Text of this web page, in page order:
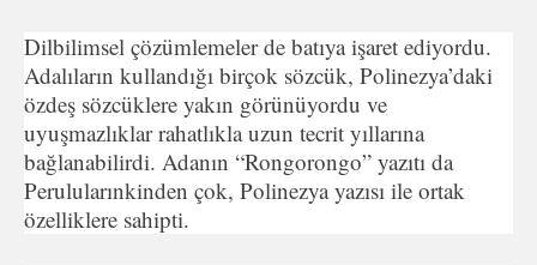
Dilbilimsel çözümlemeler de batıya işaret ediyordu.
Adalıla­rın kullandığı birçok sözcük, Polinezya’daki
özdeş sözcüklere yakın görünüyordu ve
uyuşmazlıklar rahatlıkla uzun tecrit yılla­rına
bağlanabilirdi. Adanın “Rongorongo” yazıtı da
Perulularınkinden çok, Polinezya yazısı ile ortak
özelliklere sahipti.